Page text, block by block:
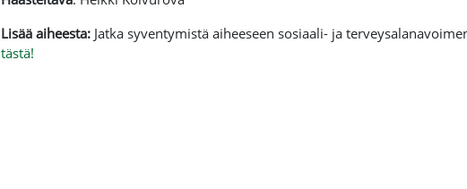
Lisää aiheesta: Jatka syventymistä aiheeseen sosiaali- ja
tästä!